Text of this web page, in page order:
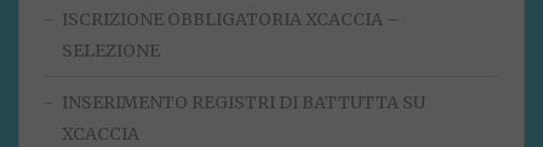
ISCRIZIONE OBBLIGATORIA XCACCIA –
SELEZIONE
INSERIMENTO REGISTRI DI BATTUTTA SU
XCACCIA